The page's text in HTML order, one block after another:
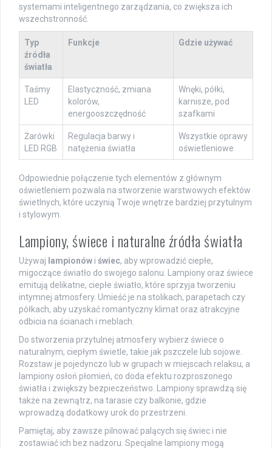
systemami inteligentnego zarządzania, co zwiększa ich
wszechstronność.
Typ
źródła
światła
Funkcje Gdzie używać
Taśmy
LED
Elastyczność, zmiana
kolorów,
energooszczędność
Wnęki, półki,
karnisze, pod
szafkami
Żarówki
LED RGB
Regulacja barwy i
natężenia światła
Wszystkie oprawy
oświetleniowe
Odpowiednie połączenie tych elementów z głównym
oświetleniem pozwala na stworzenie warstwowych efektów
świetlnych, które uczynią Twoje wnętrze bardziej przytulnym
i stylowym.
Lampiony, świece i naturalne źródła światła
Używaj lampionów i świec, aby wprowadzić ciepłe,
migoczące światło do swojego salonu. Lampiony oraz świece
emitują delikatne, ciepłe światło, które sprzyja tworzeniu
intymnej atmosfery. Umieść je na stolikach, parapetach czy
półkach, aby uzyskać romantyczny klimat oraz atrakcyjne
odbicia na ścianach i meblach.
Do stworzenia przytulnej atmosfery wybierz świece o
naturalnym, ciepłym świetle, takie jak pszczele lub sojowe.
Rozstaw je pojedynczo lub w grupach w miejscach relaksu, a
lampiony osłoń płomień, co doda efektu rozproszonego
światła i zwiększy bezpieczeństwo. Lampiony sprawdzą się
także na zewnątrz, na tarasie czy balkonie, gdzie
wprowadzą dodatkowy urok do przestrzeni.
Pamiętaj, aby zawsze pilnować palących się świec i nie
zostawiać ich bez nadzoru. Specjalne lampiony mogą